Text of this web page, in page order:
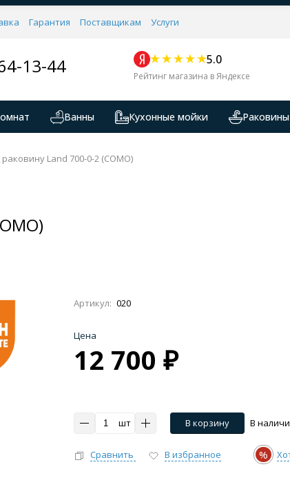
Гарантия Поставщикам Услуги
13-44 5.0
Рейтинг магазина в Яндексе
Ванны Кухонные мойки Раковины
Land 700-0-2 (COMO)
Артикул: 020
Цена
12 700 ₽
шт В корзину В
Сравнить В избранное %